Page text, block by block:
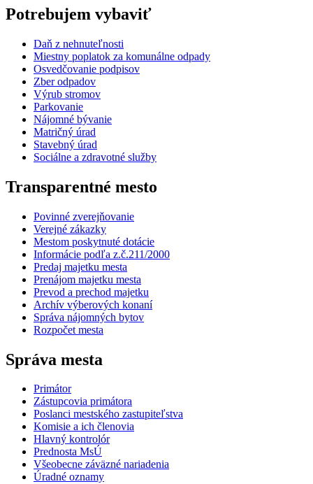
Potrebujem vybaviť
Daň z nehnuteľnosti
Miestny poplatok za komunálne odpady
Osvedčovanie podpisov
Zber odpadov
Výrub stromov
Parkovanie
Nájomné bývanie
Matričný úrad
Stavebný úrad
Sociálne a zdravotné služby
Transparentné mesto
Povinné zverejňovanie
Verejné zákazky
Mestom poskytnuté dotácie
Informácie podľa z.č.211/2000
Predaj majetku mesta
Prenájom majetku mesta
Prevod a prechod majetku
Archív výberových konaní
Správa nájomných bytov
Rozpočet mesta
Správa mesta
Primátor
Zástupcovia primátora
Poslanci mestského zastupiteľstva
Komisie a ich členovia
Hlavný kontrolór
Prednosta MsÚ
Všeobecne záväzné nariadenia
Úradné oznamy